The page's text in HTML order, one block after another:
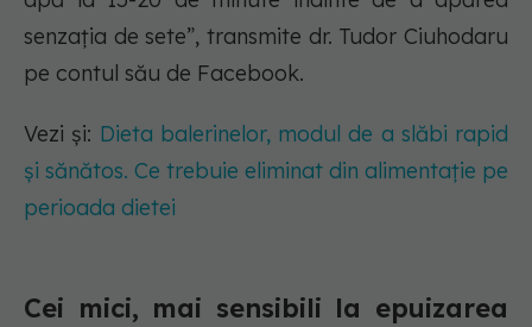
senzația de sete”, transmite dr. Tudor Ciuhodaru
pe contul său de Facebook.
Vezi și: Dieta balerinelor, modul de a slăbi rapid
și sănătos. Ce trebuie eliminat din alimentație pe
perioada dietei
Cei mici, mai sensibili la epuizarea